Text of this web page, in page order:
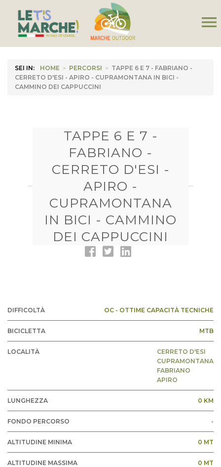
menu
SEI IN: HOME > PERCORSI > TAPPE 6 E 7 - FABRIANO -
CERRETO D'ESI - APIRO - CUPRAMONTANA IN BICI -
CAMMINO DEI CAPPUCCINI
TAPPE 6 E 7 -
FABRIANO -
CERRETO D'ESI -
APIRO -
CUPRAMONTANA
IN BICI - CAMMINO
DEI CAPPUCCINI
DIFFICOLTÀ OC - OTTIME CAPACITÀ TECNICHE
BICICLETTA MTB
LOCALITÀ
CERRETO D'ESI
CUPRAMONTANA
FABRIANO
APIRO
LUNGHEZZA 0 KM
FONDO PERCORSO -
ALTITUDINE MINIMA 0 MT
ALTITUDINE MASSIMA 0 MT